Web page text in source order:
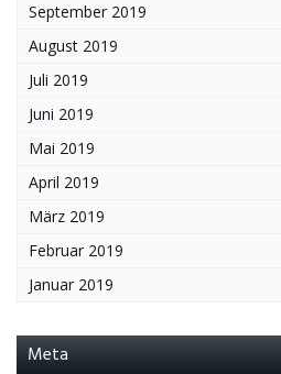
September 2019
August 2019
Juli 2019
Juni 2019
Mai 2019
April 2019
März 2019
Februar 2019
Januar 2019
Meta